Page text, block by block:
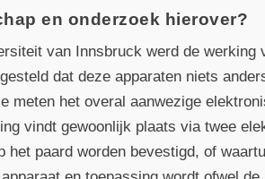
en onderzoek hierover?
van Innsbruck werd de
dat deze apparaten niets
meten het overal aanwezige
vindt gewoonlijk plaats via twee
het paard worden bevestigd, of